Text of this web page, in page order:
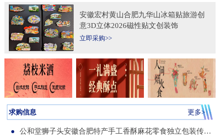
安徽宏村黄山合肥九华山冰箱贴旅游创
意3D立体2026磁性贴文创装饰
立即采购>>
求购信息 更多>
公和堂狮子头安徽合肥特产手工香酥麻花零食独立包装传统老式糕点